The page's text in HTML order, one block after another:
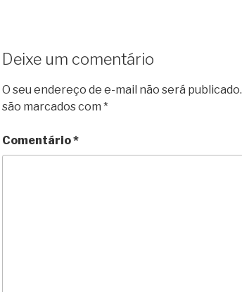
Deixe um comentário
O seu endereço de e-mail não será publicado.
são marcados com *
Comentário*